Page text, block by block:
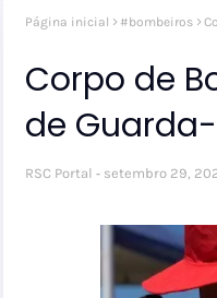
Página inicial #bombeiros
Corpo de
de
RSC Portal setembro 29,